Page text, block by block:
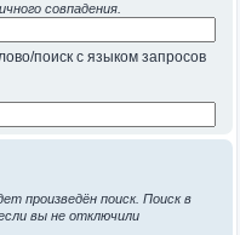
совпадения.
поиск с языком запросов
произведён поиск. Поиск в
вы не отключили